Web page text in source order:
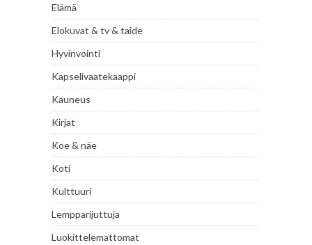
Elämä
Elokuvat & tv & taide
Hyvinvointi
Kapselivaatekaappi
Kauneus
Kirjat
Koe & näe
Koti
Kulttuuri
Lempparijuttuja
Luokittelemattomat